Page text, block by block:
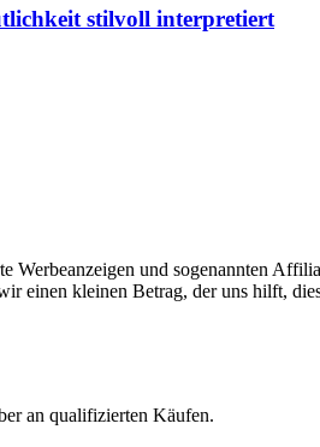
stilvoll interpretiert
Werbeanzeigen und sogenannten
einen kleinen Betrag, der uns hilft,
an qualifizierten Käufen.